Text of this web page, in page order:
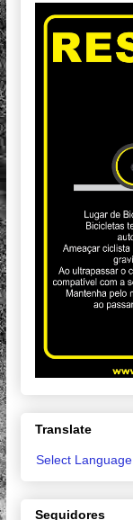
Translate
Select Language
Seguidores